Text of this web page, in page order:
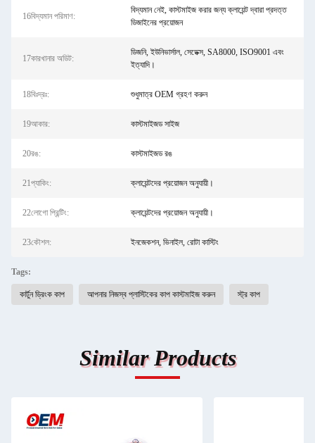
16বিদ্যমান পরিমাণ:
বিদ্যমান নেই, কাস্টমাইজ করার জন্য ক্লায়েন্ট দ্বারা প্রদত্ত
ডিজাইনের প্রয়োজন
17কারখানার অডিট:
ডিজনি, ইউনিভার্সাল, সেডেক্স, SA8000, ISO9001 এবং
ইত্যাদি।
18বিঃদ্রঃ: শুধুমাত্র OEM গ্রহণ করুন
19আকার: কাস্টমাইজড সাইজ
20রঙ: কাস্টমাইজড রঙ
21প্যাকিং: ক্লায়েন্টদের প্রয়োজন অনুযায়ী।
22লোগো প্রিন্টিং: ক্লায়েন্টদের প্রয়োজন অনুযায়ী।
23কৌশল: ইনজেকশন, ভিনাইল, রোটা কাস্টিং
Tags:
কার্টুন ড্রিংক কাপ আপনার নিজস্ব প্লাস্টিকের কাপ কাস্টমাইজ করুন স্ট্র কাপ
Similar Products